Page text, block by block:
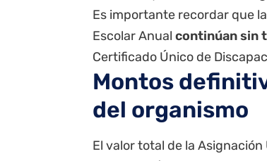
Es importante recordar que
Escolar Anual continúan sin
Certificado Único de
Montos
del organismo
El valor total de la